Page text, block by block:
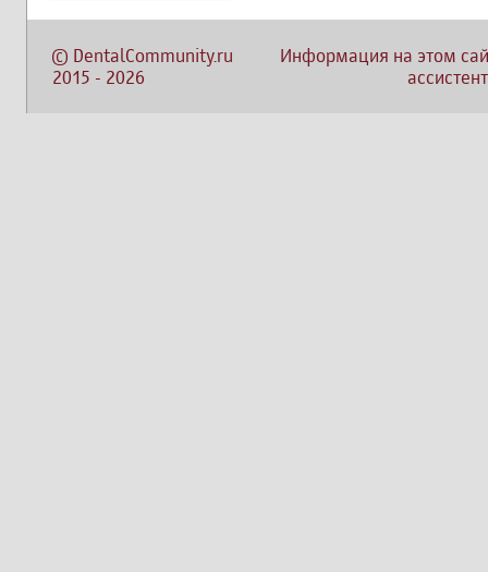
© DentalCommunity.ru
2015 - 2026
Информация на этом